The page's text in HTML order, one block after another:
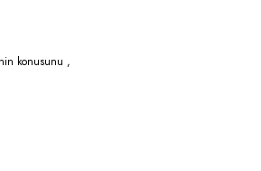
konusunu ,